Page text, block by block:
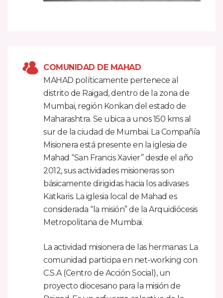
COMUNIDAD DE MAHAD
MAHAD políticamente pertenece al
distrito de Raigad, dentro de la zona de
Mumbai, región Konkan del estado de
Maharashtra. Se ubica a unos 150 kms al
sur de la ciudad de Mumbai. La Compañía
Misionera está presente en la iglesia de
Mahad “San Francis Xavier” desde el año
2012, sus actividades misioneras son
básicamente dirigidas hacia los adivases
Katkaris. La iglesia local de Mahad es
considerada “la misión” de la Arquidiócesis
Metropolitana de Mumbai.
La actividad misionera de las hermanas: La
comunidad participa en net-working con
C.S.A (Centro de Acción Social), un
proyecto diocesano para la misión de